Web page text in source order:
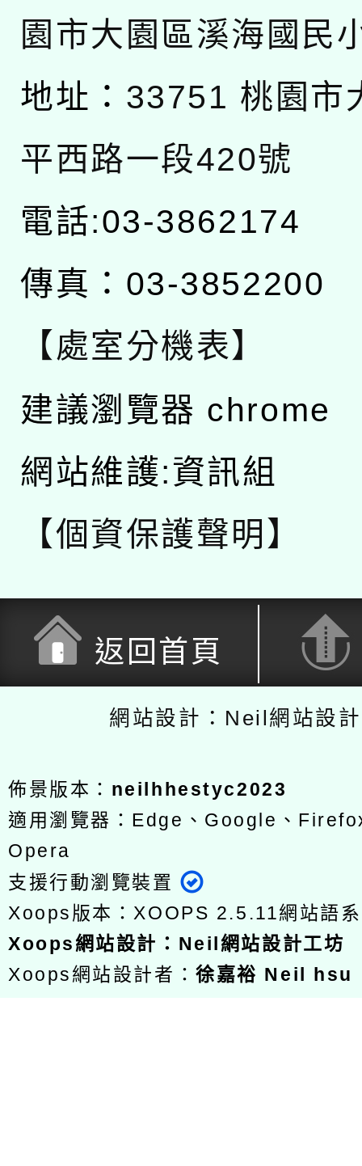
園市大園區溪海國民
地址： 33751 桃園市
平西路一段420號
電話:03-3862174
傳真：03-3852200
【處室分機表】
建議瀏覽器 chrome
網站維護:資訊組
【個資保護聲明】
返回首頁
網站設計：Neil網站設
佈景版本： neilhhestyc2023
適用瀏覽器：Edge、Google、
Opera
支援行動瀏覽裝置
Xoops版本： XOOPS 2.5.11網站語
Xoops網站設計 ： Neil網站設計工坊
Xoops網站設計者：徐嘉裕 Neil hsu